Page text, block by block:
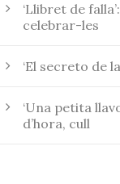
‘Llibret de
celebrar-les
‘El secreto de
‘Una petita
d’hora, cull